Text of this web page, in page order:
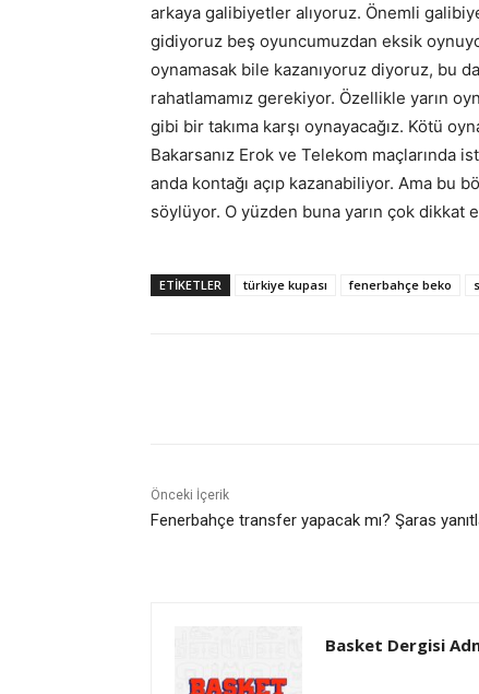
arkaya galibiyetler alıyoruz. Önemli
gidiyoruz beş oyuncumuzdan eksik
oynamasak bile kazanıyoruz diyoruz, bu
rahatlamamız gerekiyor. Özellikle yarın
gibi bir takıma karşı oynayacağız. Kötü
Bakarsanız Erok ve Telekom maçlarında
anda kontağı açıp kazanabiliyor. Ama bu
söylüyor. O yüzden buna yarın çok dikkat
ETIKETLER türkiye kupası fenerbahçe beko
Önceki İçerik
Fenerbahçe transfer yapacak mı? Şaras
Basket Dergisi